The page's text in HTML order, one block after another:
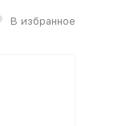
В избранное